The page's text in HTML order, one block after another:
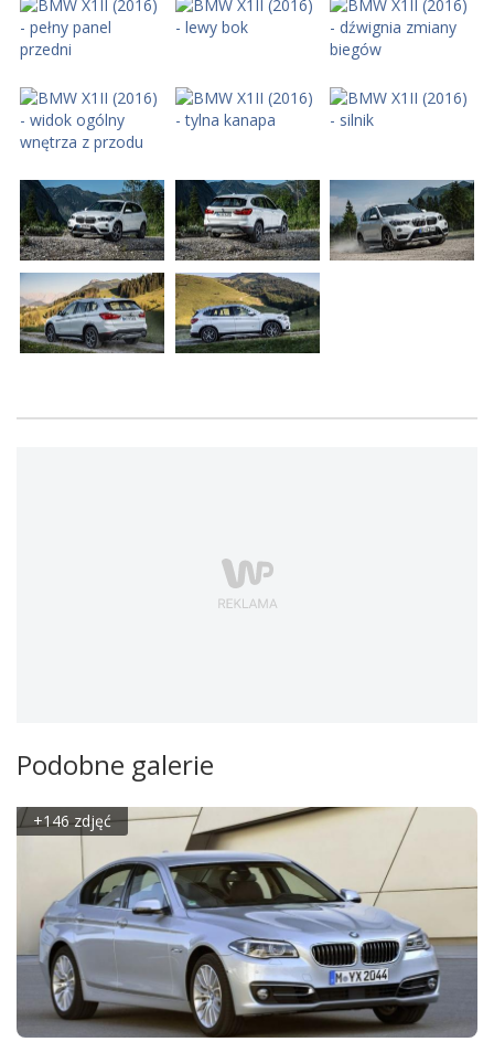
Podobne galerie
+146 zdjęć